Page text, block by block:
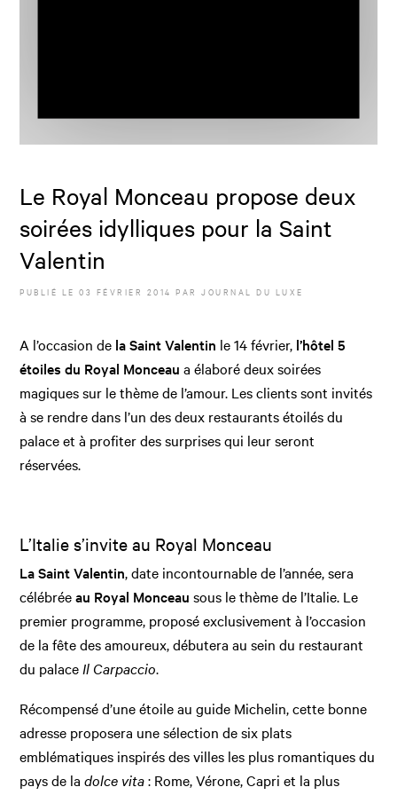
Le Royal Monceau propose deux
soirées idylliques pour la Saint
Valentin
PUBLIÉ LE03 FÉVRIER 2014 PAR JOURNAL DU LUXE
A l’occasion de la Saint Valentin le 14 février, l’hôtel 5
étoiles du Royal Monceau a élaboré deux soirées
magiques sur le thème de l’amour. Les clients sont invités
à se rendre dans l’un des deux restaurants étoilés du
palace et à profiter des surprises qui leur seront
réservées.
L’Italie s’invite au Royal Monceau
La Saint Valentin, date incontournable de l’année, sera
célébréeau Royal Monceau sous le thème de l’Italie. Le
premier programme, proposé exclusivement à l’occasion
de la fête des amoureux, débutera au sein du restaurant
du palace Il Carpaccio.
Récompensé d’une étoile au guide Michelin, cette bonne
adresse proposera une sélection de six plats
emblématiques inspirés des villes les plus romantiques du
pays de ladolce vita: Rome, Vérone, Capri et la plus